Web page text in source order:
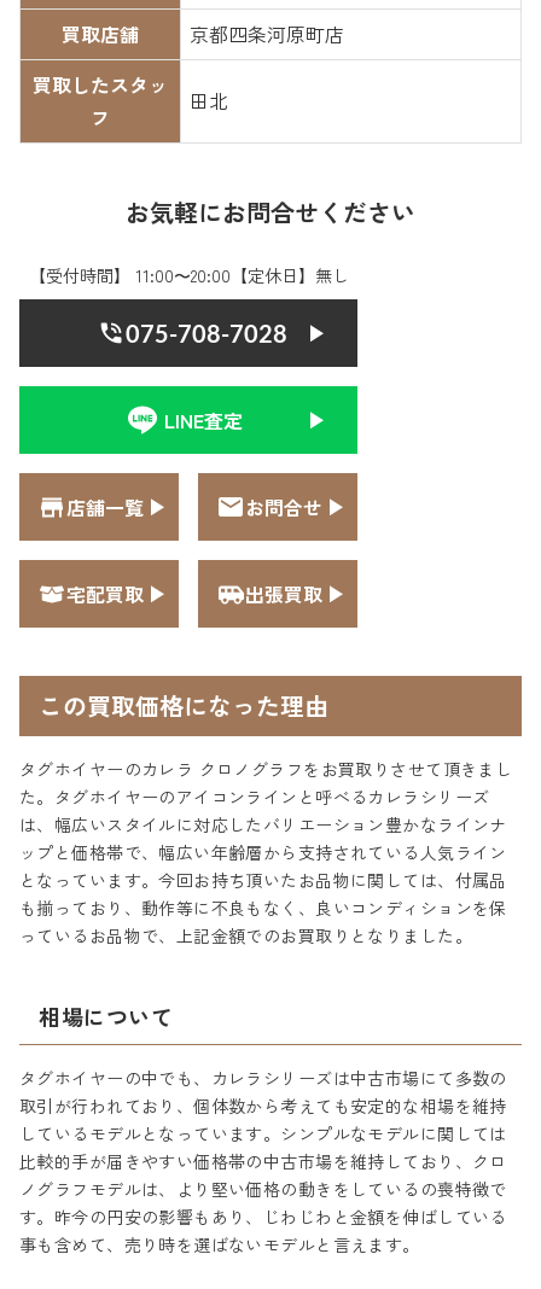
買取店舗
京都四条河原町店
買取したスタッ
フ
田北
お気軽にお問合せください
【受付時間】 11:00〜20:00【定休日】無し
075-708-7028
LINE査定
店舗一覧 お問合せ
宅配買取 出張買取
この買取価格になった理由
タグホイヤーのカレラ クロノグラフをお買取りさせて頂きまし
た。タグホイヤーのアイコンラインと呼べるカレラシリーズ
は、幅広いスタイルに対応したバリエーション豊かなラインナ
ップと価格帯で、幅広い年齢層から支持されている人気ライン
となっています。今回お持ち頂いたお品物に関しては、付属品
も揃っており、動作等に不良もなく、良いコンディションを保
っているお品物で、上記金額でのお買取りとなりました。
相場について
タグホイヤーの中でも、カレラシリーズは中古市場にて多数の
取引が行われており、個体数から考えても安定的な相場を維持
しているモデルとなっています。シンプルなモデルに関しては
比較的手が届きやすい価格帯の中古市場を維持しており、クロ
ノグラフモデルは、より堅い価格の動きをしているの喪特徴で
す。昨今の円安の影響もあり、じわじわと金額を伸ばしている
事も含めて、売り時を選ばないモデルと言えます。